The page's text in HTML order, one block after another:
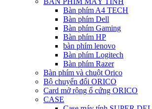
Bàn phím A4 TECH
Bàn phím Dell
Bàn phím Gaming
Bàn phím HP
bàn phím lenovo
Bàn phím Logitech
Bàn phím Razer
Bàn phím và chuột Orico
Bộ chuyển đổi ORICO
Card mở rộng ổ cứng ORICO
CASE